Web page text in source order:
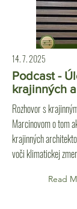
14. 7. 2025
Podcast -
krajinných
Rozhovor s
Marcinovom o tom
krajinných
voči klimatickej
Read